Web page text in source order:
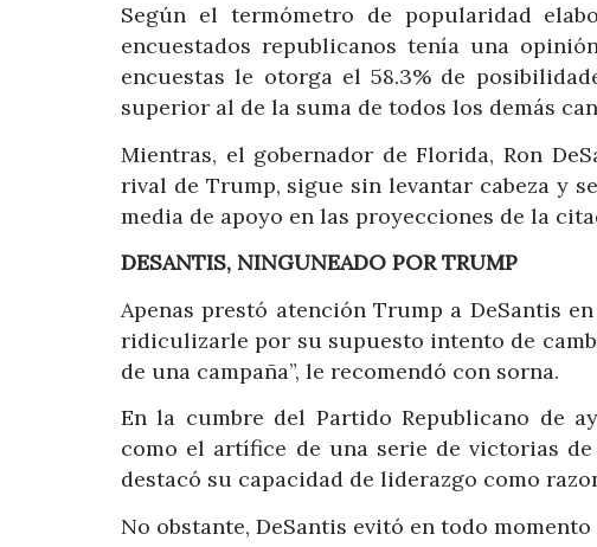
Según el termómetro de popularidad
encuestados republicanos tenía una
encuestas le otorga el 58.3% de
superior al de la suma de todos los demás
Mientras, el gobernador de Florida, Ron
rival de Trump, sigue sin levantar cabeza y
media de apoyo en las proyecciones de la
DESANTIS, NINGUNEADO POR TRUMP
Apenas prestó atención Trump a DeSantis
ridiculizarle por su supuesto intento de
de una campaña”, le recomendó con sorna.
En la cumbre del Partido Republicano de
como el artífice de una serie de victorias
destacó su capacidad de liderazgo como
No obstante, DeSantis evitó en todo